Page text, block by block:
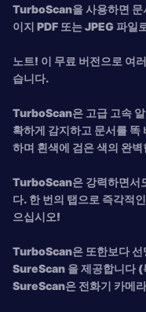
TurboScan을 사용하면 문
이지 PDF 또는 JPEG 파일
노트! 이 무료 버전으로 여
습니다.
TurboScan은 고급 고속
확하게 감지하고 문서를
하며 흰색에 검은 색의 완
TurboScan은 강력하면서
다. 한 번의 탭으로 즉각적
으십시오!
TurboScan은 또한보다 선
SureScan 을 제공합니다 (
SureScan은 전화기 카메